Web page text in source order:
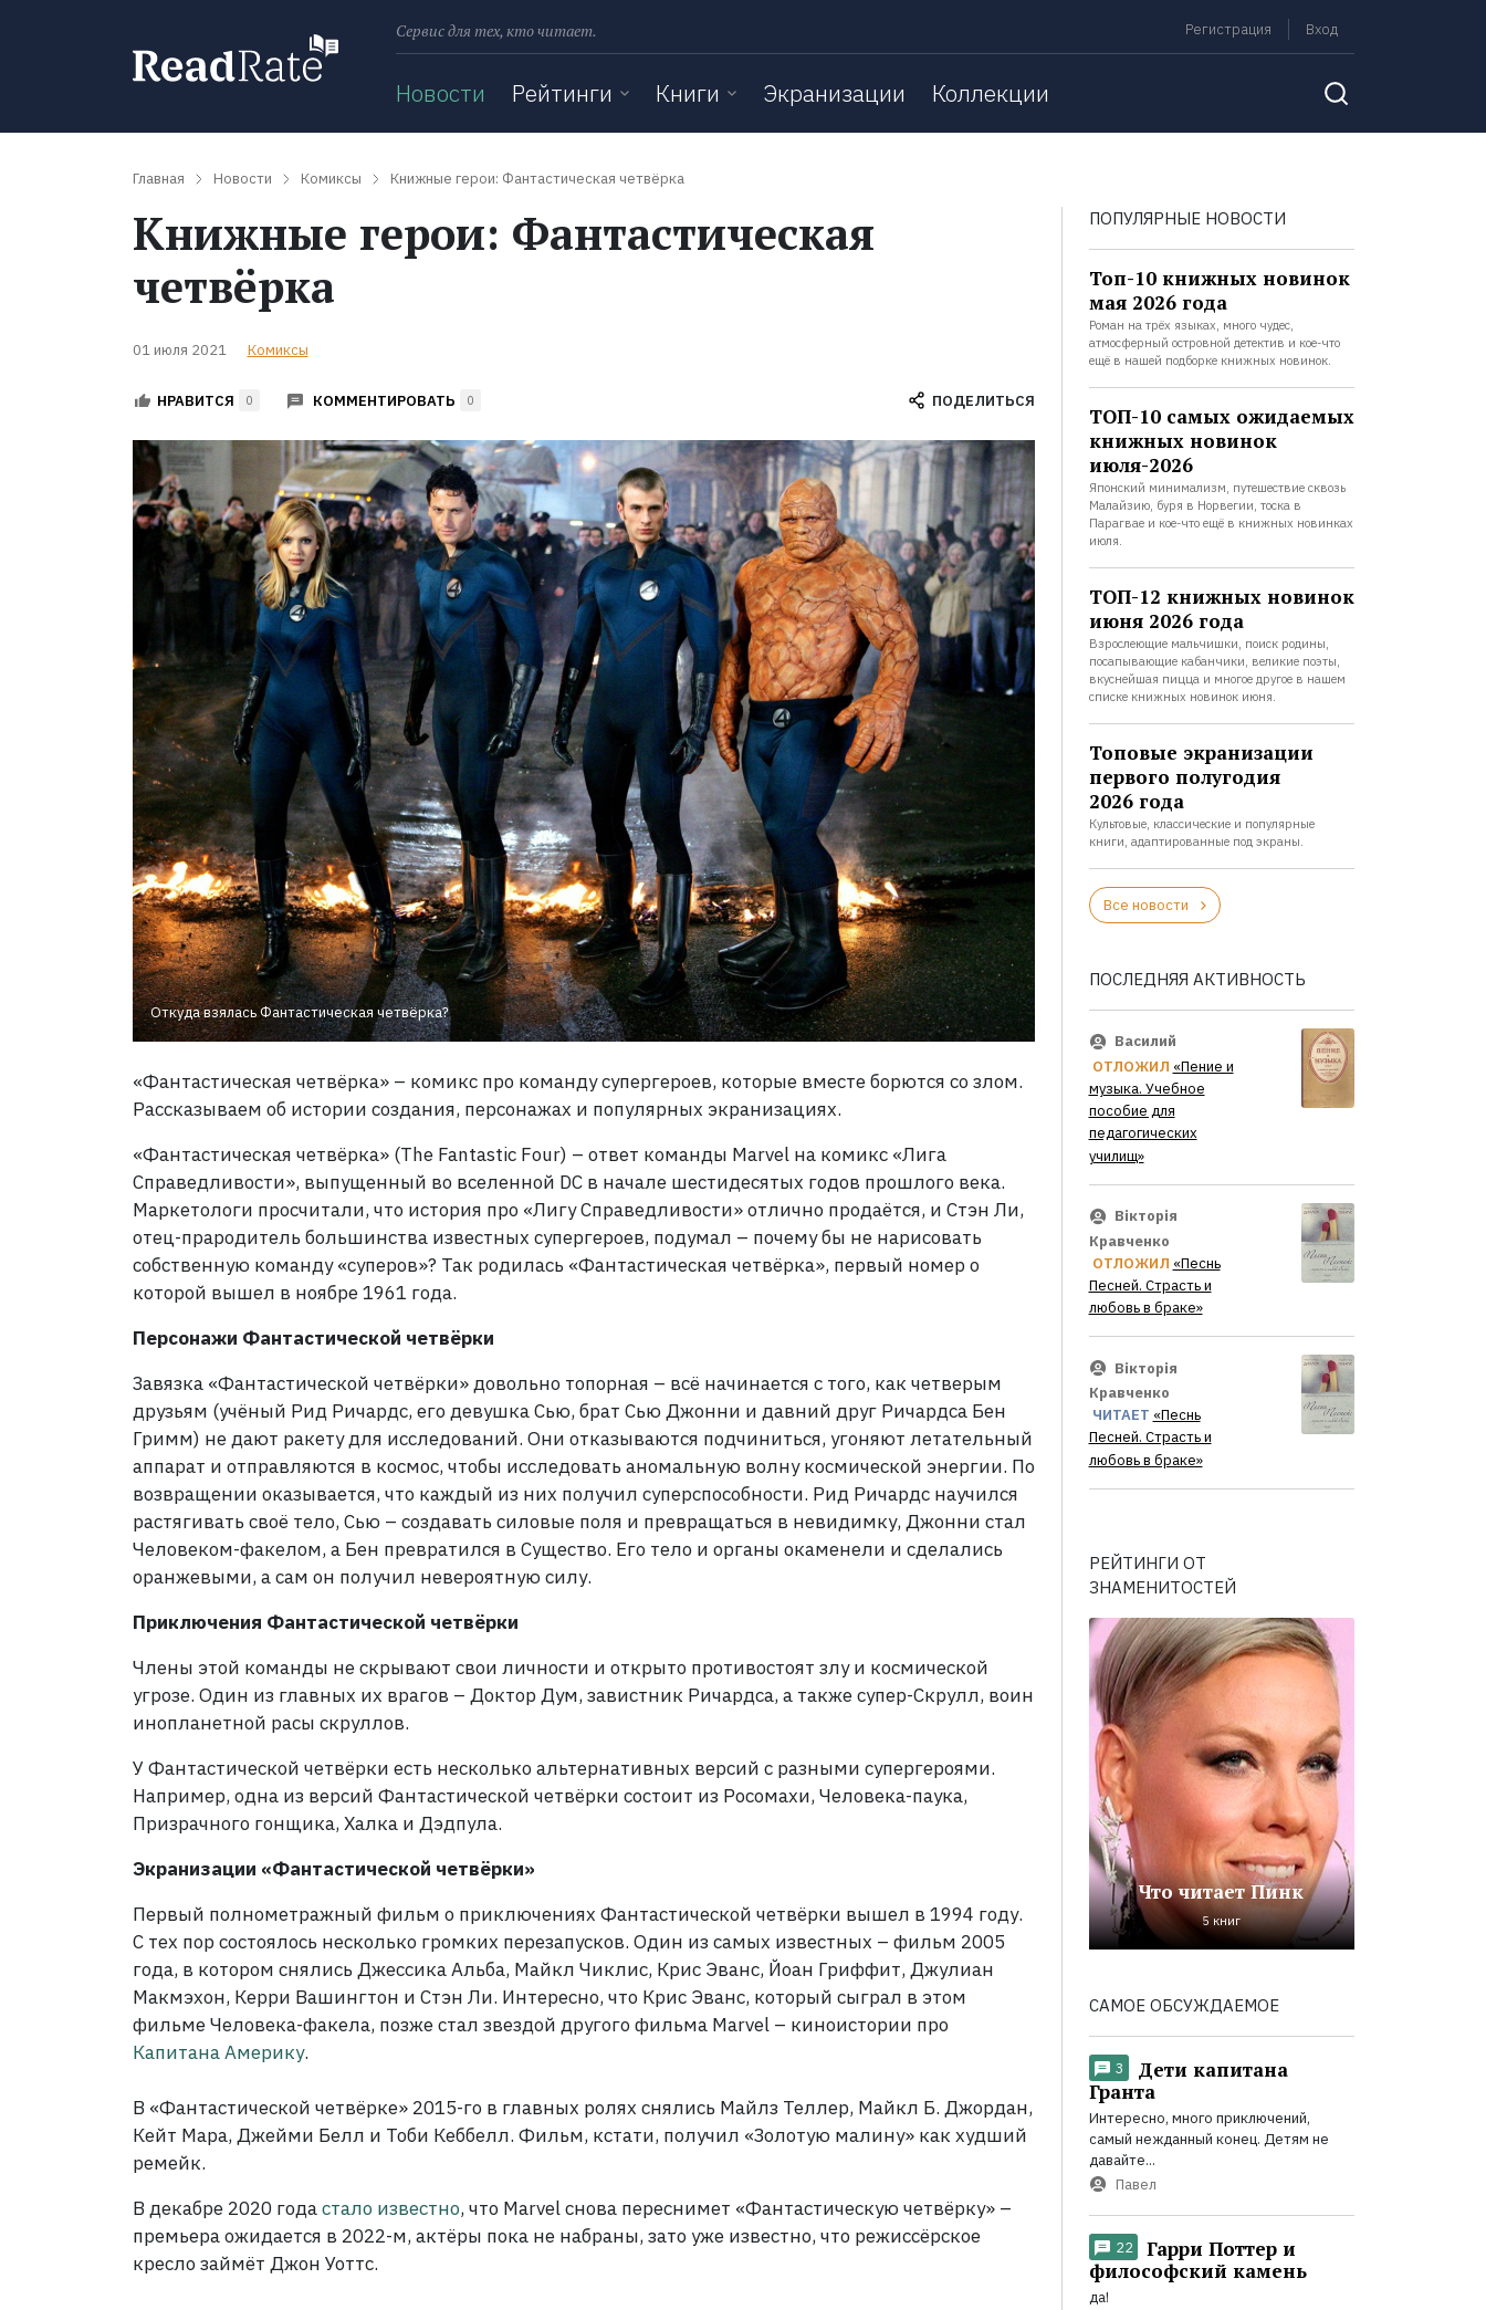
Сервис для тех, кто читает. Регистрация Вход
Новости Рейтинги Книги Экранизации Коллекции
Главная Новости Комиксы Книжные герои: Фантастическая четвёрка
Книжные герои: Фантастическая
четвёрка
01 июля 2021 Комиксы
НРАВИТСЯ 0 КОММЕНТИРОВАТЬ 0 ПОДЕЛИТЬСЯ
Откуда взялась Фантастическая четвёрка?
«Фантастическая четвёрка» – комикс про команду супергероев, которые вместе борются со злом.
Рассказываем об истории создания, персонажах и популярных экранизациях.
«Фантастическая четвёрка» (The Fantastic Four) – ответ команды Marvel на комикс «Лига
Справедливости», выпущенный во вселенной DC в начале шестидесятых годов прошлого века.
Маркетологи просчитали, что история про «Лигу Справедливости» отлично продаётся, и Стэн Ли,
отец-прародитель большинства известных супергероев, подумал – почему бы не нарисовать
собственную команду «суперов»? Так родилась «Фантастическая четвёрка», первый номер о
которой вышел в ноябре 1961 года.
Персонажи Фантастической четвёрки
Завязка «Фантастической четвёрки» довольно топорная – всё начинается с того, как четверым
друзьям (учёный Рид Ричардс, его девушка Сью, брат Сью Джонни и давний друг Ричардса Бен
Гримм) не дают ракету для исследований. Они отказываются подчиниться, угоняют летательный
аппарат и отправляются в космос, чтобы исследовать аномальную волну космической энергии. По
возвращении оказывается, что каждый из них получил суперспособности. Рид Ричардс научился
растягивать своё тело, Сью – создавать силовые поля и превращаться в невидимку, Джонни стал
Человеком-факелом, а Бен превратился в Существо. Его тело и органы окаменели и сделались
оранжевыми, а сам он получил невероятную силу.
Приключения Фантастической четвёрки
Члены этой команды не скрывают свои личности и открыто противостоят злу и космической
угрозе. Один из главных их врагов – Доктор Дум, завистник Ричардса, а также супер-Скрулл, воин
инопланетной расы скруллов.
У Фантастической четвёрки есть несколько альтернативных версий с разными супергероями.
Например, одна из версий Фантастической четвёрки состоит из Росомахи, Человека-паука,
Призрачного гонщика, Халка и Дэдпула.
Экранизации «Фантастической четвёрки»
Первый полнометражный фильм о приключениях Фантастической четвёрки вышел в 1994 году.
С тех пор состоялось несколько громких перезапусков. Один из самых известных – фильм 2005
года, в котором снялись Джессика Альба, Майкл Чиклис, Крис Эванс, Йоан Гриффит, Джулиан
Макмэхон, Керри Вашингтон и Стэн Ли. Интересно, что Крис Эванс, который сыграл в этом
фильме Человека-факела, позже стал звездой другого фильма Marvel – киноистории про
Капитана Америку.
В «Фантастической четвёрке» 2015-го в главных ролях снялись Майлз Теллер, Майкл Б. Джордан,
Кейт Мара, Джейми Белл и Тоби Кеббелл. Фильм, кстати, получил «Золотую малину» как худший
ремейк.
В декабре 2020 годастало известно, что Marvel снова переснимет «Фантастическую четвёрку» –
премьера ожидается в 2022-м, актёры пока не набраны, зато уже известно, что режиссёрское
кресло займёт Джон Уоттс.
ПОПУЛЯРНЫЕ НОВОСТИ
Топ-10 книжных новинок
мая 2026 года
Роман на трёх языках, много чудес,
атмосферный островной детектив и кое-что
ещё в нашей подборке книжных новинок.
ТОП-10 самых ожидаемых
книжных новинок
июля-2026
Японский минимализм, путешествие сквозь
Малайзию, буря в Норвегии, тоска в
Парагвае и кое-что ещё в книжных новинках
июля.
ТОП-12 книжных новинок
июня 2026 года
Взрослеющие мальчишки, поиск родины,
посапывающие кабанчики, великие поэты,
вкуснейшая пицца и многое другое в нашем
списке книжных новинок июня.
Топовые экранизации
первого полугодия
2026 года
Культовые, классические и популярные
книги, адаптированные под экраны.
Все новости
ПОСЛЕДНЯЯ АКТИВНОСТЬ
Василий
ОТЛОЖИЛ «Пение и
музыка. Учебное
пособие для
педагогических
училищ»
Вікторія
Кравченко
ОТЛОЖИЛ «Песнь
Песней. Страсть и
любовь в браке»
Вікторія
Кравченко
ЧИТАЕТ «Песнь
Песней. Страсть и
любовь в браке»
РЕЙТИНГИ ОТ
ЗНАМЕНИТОСТЕЙ
Что читает Пинк
5 книг
САМОЕ ОБСУЖДАЕМОЕ
3
Дети капитана
Гранта
Интересно, много приключений,
самый нежданный конец. Детям не
давайте...
Павел
22
Гарри Поттер и
философский камень
да!